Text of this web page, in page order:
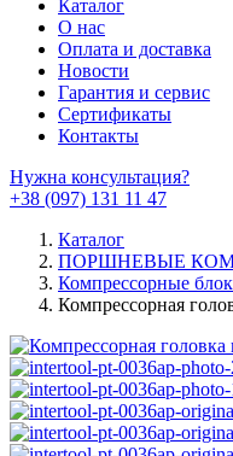
Каталог
О нас
Оплата и доставка
Новости
Гарантия и сервис
Сертификаты
Контакты
Нужна консультация?
+38 (097) 131 11 47
Каталог
ПОРШНЕВЫЕ
Компрессорные
Компрессорная